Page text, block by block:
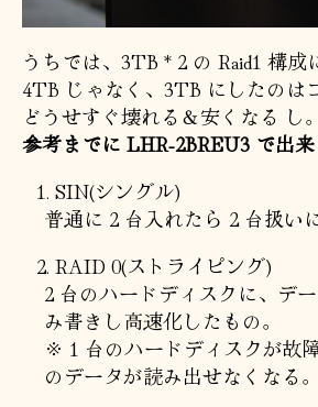
うちでは、3TB * 2 の Raid1 構成
4TB じゃなく、3TB にしたのは
どうせすぐ壊れる＆安くなる し。
参考までに LHR-2BREU3 で出
SIN(シングル)
普通に 2 台入れたら 2 台扱い
RAID 0(ストライピング)
2 台のハードディスクに、デ
み書きし高速化したもの。
※ 1 台のハードディスクが故
のデータが読み出せなくなる。